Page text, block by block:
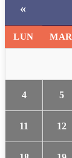
«
LUN MAR
4 5
11 12